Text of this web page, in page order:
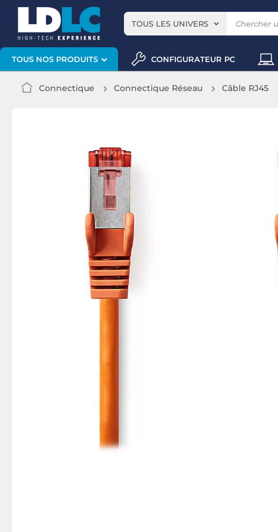
TOUS LES UNIVERS
TOUS NOS PRODUITS CONFIGURATEUR PC
Connectique Connectique Réseau Câble RJ45